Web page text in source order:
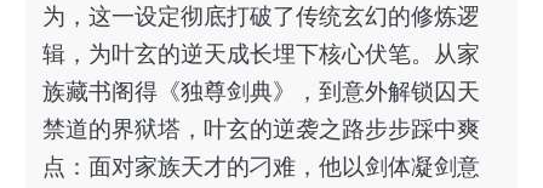
为，这一设定彻底打破了传统玄幻的修炼逻
辑，为叶玄的逆天成长埋下核心伏笔。从家
族藏书阁得《独尊剑典》，到意外解锁囚天
禁道的界狱塔，叶玄的逆袭之路步步踩中爽
点：面对家族天才的刁难，他以剑体凝剑意